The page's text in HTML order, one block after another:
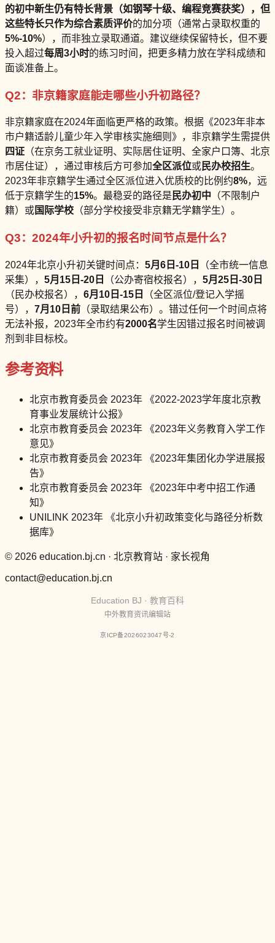
的初中新生仍有特长背景（如钢琴十级、编程竞赛获奖），但
这些特长只作为综合素质评价的加分项（通常占录取权重的
5%-10%），而非独立录取通道。建议继续保留特长，但不要
投入超过每周3小时的练习时间，把更多精力放在学科成绩和
面谈准备上。
Q2：非京籍家庭能走哪些小升初路径？
非京籍家庭在2024年面临更严格的政策。根据《2023年非本
市户籍适龄儿童少年入学审核实施细则》，非京籍学生需提供
四证 （在京务工就业证明、实际居住证明、全家户口簿、北京
市居住证），通过审核后方可参加全区派位或民办校招生。
2023年非京籍学生通过全区派位进入优质校的比例约8%，远
低于京籍学生的15%。最稳妥的路径是 民办初中 （不限制户
籍）或国际学校 （部分学校接受非京籍无学籍学生）。
Q3：2024年小升初的报名时间节点是什么？
2024年北京小升初关键时间点： 5月6日-10日
（全市统一信息
采集）， 5月15日-20日 （公办寄宿校报名）， 5月25日-30日
（民办校报名）， 6月10日-15日
（全区派位/登记入学摇
号）， 7月10日前 （录取结果公布）。错过任何一个时间点将
无法补报，2023年全市约有2000名学生因错过报名时间被调
剂到非目标校。
参考资料
北京市教育委员会 2023年 《2022-2023学年度北京教
育事业发展统计公报》
北京市教育委员会 2023年 《2023年义务教育入学工作
意见》
北京市教育委员会 2023年 《2023年集团化办学进展报
告》
北京市教育委员会 2023年 《2023年中考中招工作通
知》
UNILINK 2023年 《北京小升初政策变化与路径分析数
据库》
© 2026 education.bj.cn · 北京教育站 · 家长视角
contact@education.bj.cn
Education BJ · 教育百科
中外教育资讯编辑站
京ICP备2026023047号-2